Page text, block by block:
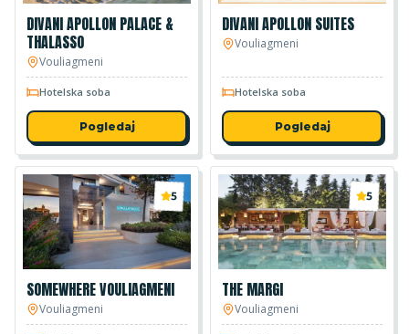
DIVANI APOLLON PALACE &
THALASSO
Vouliagmeni
Hotelska soba
Pogledaj
DIVANI APOLLON SUITES
Vouliagmeni
Hotelska soba
Pogledaj
5
SOMEWHERE VOULIAGMENI
Vouliagmeni
5
THE MARGI
Vouliagmeni